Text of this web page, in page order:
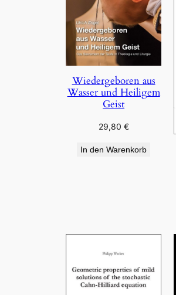
Wiedergeboren aus
Wasser und Heiligem
Geist
29,80 €
In den Warenkorb